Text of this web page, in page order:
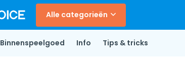
Alle categorieën
Binnenspeelgoed Info Tips & tricks